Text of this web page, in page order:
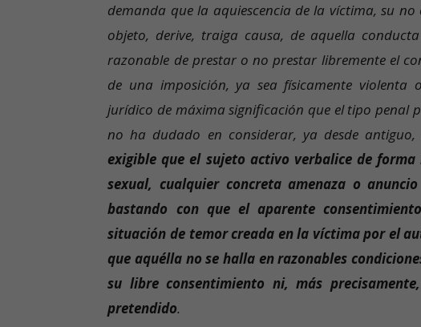
demanda que la aquiescencia de la víctima, su
objeto, derive, traiga causa, de aquella
razonable de prestar o no prestar libremente el
de una imposición, ya sea físicamente violenta
jurídico de máxima significación que el tipo penal
no ha dudado en considerar, ya desde antiguo,
exigible que el sujeto activo verbalice de
sexual, cualquier concreta amenaza o
bastando con que el aparente
situación de temor creada en la víctima por el
que aquélla no se halla en razonables
su libre consentimiento ni, más
pretendido.